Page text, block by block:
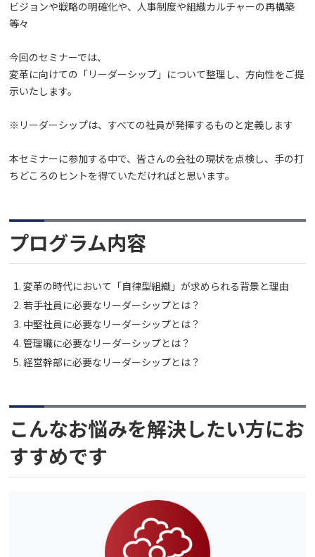
ビジョンや戦略の明確化や、人事制度や組織カルチャーの再構築
等々
今回のセミナーでは、
変革に向けての「リーダーシップ」について整理し、方向性をご提
示いたします。
※リーダーシップは、すべての社員が発揮するものと定義します
本セミナーに参加する中で、皆さんの会社の現状を点検し、手の打
ちどころのヒントを得ていただければと思います。
プログラム内容
変革の時代において「自律型組織」が求められる背景と理由
若手社員に必要なリーダーシップとは？
中堅社員に必要なリーダーシップとは？
管理職に必要なリーダーシップとは？
経営幹部に必要なリーダーシップとは？
こんなお悩みを解決したい方にお
すすめです